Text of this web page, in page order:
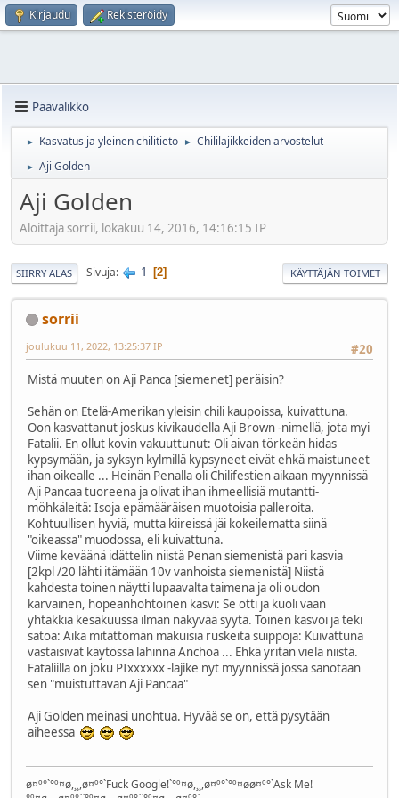
Kirjaudu Rekisteröidy
Päävalikko
► Kasvatus ja yleinen chilitieto ► Chililajikkeiden arvostelut
► Aji Golden
Aji Golden
Aloittaja sorrii, lokakuu 14, 2016, 14:16:15 IP
SIIRRY ALAS Sivuja 1 2 KÄYTTÄJÄN TOIMET
sorrii
#20
joulukuu 11, 2022, 13:25:37 IP
Mistä muuten on Aji Panca [siemenet] peräisin?
Sehän on Etelä-Amerikan yleisin chili kaupoissa, kuivattuna.
Oon kasvattanut joskus kivikaudella Aji Brown -nimellä, jota myi
Fatalii. En ollut kovin vakuuttunut: Oli aivan törkeän hidas
kypsymään, ja syksyn kylmillä kypsyneet eivät ehkä maistuneet
ihan oikealle ... Heinän Penalla oli Chilifestien aikaan myynnissä
Aji Pancaa tuoreena ja olivat ihan ihmeellisiä mutantti-
möhkäleitä: Isoja epämääräisen muotoisia palleroita.
Kohtuullisen hyviä, mutta kiireissä jäi kokeilematta siinä
"oikeassa" muodossa, eli kuivattuna.
Viime keväänä idättelin niistä Penan siemenistä pari kasvia
[2kpl /20 lähti itämään 10v vanhoista siemenistä] Niistä
kahdesta toinen näytti lupaavalta taimena ja oli oudon
karvainen, hopeanhohtoinen kasvi: Se otti ja kuoli vaan
yhtäkkiä kesäkuussa ilman näkyvää syytä. Toinen kasvoi ja teki
satoa: Aika mitättömän makuisia ruskeita suippoja: Kuivattuna
vastaisivat käytössä lähinnä Anchoa ... Ehkä yritän vielä niistä.
Fataliilla on joku PIxxxxxx -lajike nyt myynnissä jossa sanotaan
sen "muistuttavan Aji Pancaa"
Aji Golden meinasi unohtua. Hyvää se on, että pysytään
aiheessa
ø¤º°`°º¤ø,¸¸,ø¤º°`Fuck Google!`°º¤ø,¸¸,ø¤º°`°º¤øø¤º°`Ask Me!